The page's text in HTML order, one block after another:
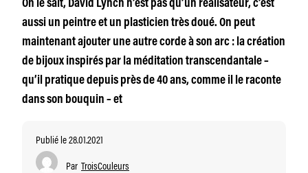
On le sait, David Lynch n’est pas qu’un réalisateur, c’est
aussi un peintre et un plasticien très doué. On peut
maintenant ajouter une autre corde à son arc : la création
de bijoux inspirés par la méditation transcendantale –
qu’il pratique depuis près de 40 ans, comme il le raconte
dans son bouquin – et
Publié le 28.01.2021
Par TroisCouleurs